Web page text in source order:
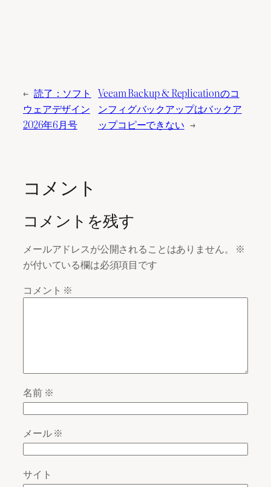
← 読了：ソフト
ウェアデザイン
2026年6月号
Veeam Backup & Replicationのコ
ンフィグバックアップはバックア
ップコピーできない →
コメント
コメントを残す
メールアドレスが公開されることはありません。
※
が付いている欄は必須項目です
コメント ※
名前 ※
メール※
サイト